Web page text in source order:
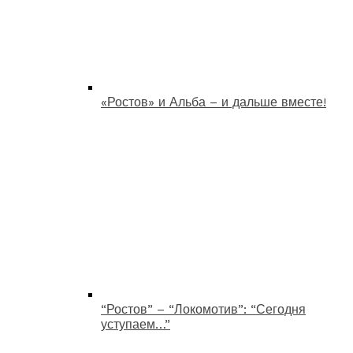
«Ростов» и Альба – и дальше вместе!
“Ростов” – “Локомотив”: “Сегодня
уступаем…”